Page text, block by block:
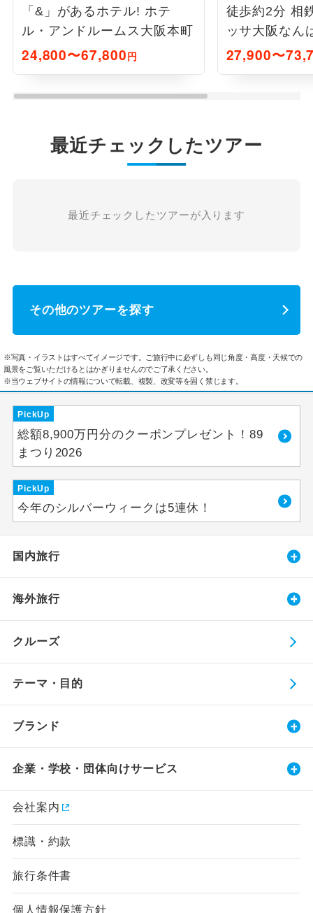
「&」があるホテル! ホテ
ル・アンドルームス大阪本町
24,800〜67,800円
徒歩約2分 相
ッサ大阪なん
27,900〜
最近チェックしたツアー
最近チェックしたツアーが入ります
その他のツアーを探す
※写真・イラストはすべてイメージです。ご旅行中に必ずしも同じ角度・高度・天候での
風景をご覧いただけるとはかぎりませんのでご了承ください。
※当ウェブサイトの情報について転載、複製、改変等を固く禁じます。
PickUp
総額8,900万円分のクーポンプレゼント！89
まつり2026
PickUp
今年のシルバーウィークは5連休！
国内旅行
海外旅行
クルーズ
テーマ・目的
ブランド
企業・学校・団体向けサービス
会社案内
標識・約款
旅行条件書
個人情報保護方針